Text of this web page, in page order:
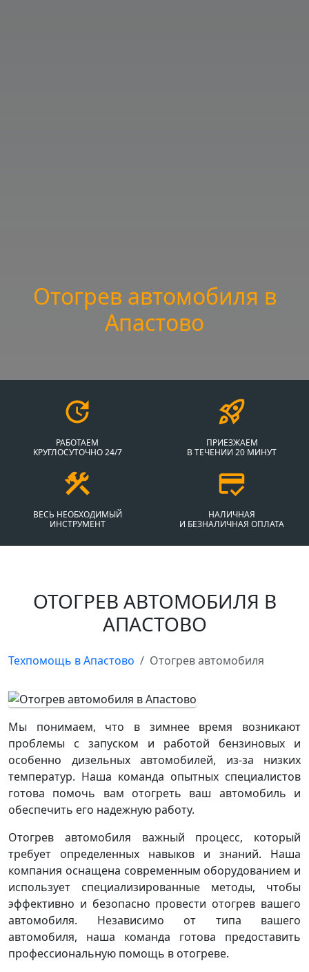
Отогрев автомобиля в
Апастово
РАБОТАЕМ
КРУГЛОСУТОЧНО 24/7
ПРИЕЗЖАЕМ
В ТЕЧЕНИИ 20 МИНУТ
ВЕСЬ НЕОБХОДИМЫЙ
ИНСТРУМЕНТ
НАЛИЧНАЯ
И БЕЗНАЛИЧНАЯ ОПЛАТА
ОТОГРЕВ АВТОМОБИЛЯ В
АПАСТОВО
Техпомощь в Апастово Отогрев автомобиля
Мы понимаем, что в зимнее время возникают
проблемы с запуском и работой бензиновых и
особенно дизельных автомобилей, из-за низких
температур. Наша команда опытных специалистов
готова помочь вам отогреть ваш автомобиль и
обеспечить его надежную работу.
Отогрев автомобиля важный процесс, который
требует определенных навыков и знаний. Наша
компания оснащена современным оборудованием и
использует специализированные методы, чтобы
эффективно и безопасно провести отогрев вашего
автомобиля. Независимо от типа вашего
автомобиля, наша команда готова предоставить
профессиональную помощь в отогреве.